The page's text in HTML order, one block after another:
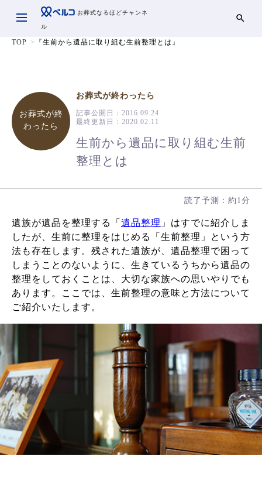
お葬式なるほどチャンネ
ル
TOP 『生前から遺品に取り組む生前整理とは』
お葬式が終
わったら
お葬式が終わったら
記事公開日： 2016.09.24
最終更新日： 2020.02.11
生前から遺品に取り組む生前
整理とは
読了予測：約1分
遺族が遺品を整理する「 遺品整理 」はすでに紹介しま
したが、生前に整理をはじめる「生前整理」という方
法も存在します。残された遺族が、遺品整理で困って
しまうことのないように、生きているうちから遺品の
整理をしておくことは、大切な家族への思いやりでも
あります。ここでは、生前整理の意味と方法について
ご紹介いたします。